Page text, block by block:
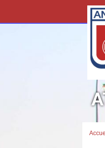
Panneau de gestion des cookies